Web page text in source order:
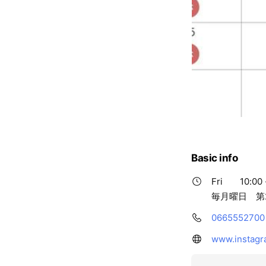
Basic info
Fri
10:00
毎月曜日 第
0665552700